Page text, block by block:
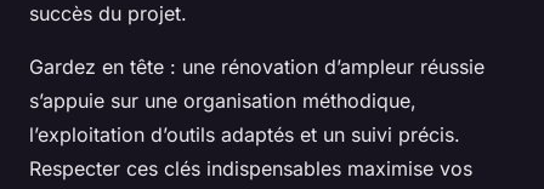
succès du projet.
Gardez en tête : une rénovation d’ampleur réussie
s’appuie sur une organisation méthodique,
l’exploitation d’outils adaptés et un suivi précis.
Respecter ces clés indispensables maximise vos